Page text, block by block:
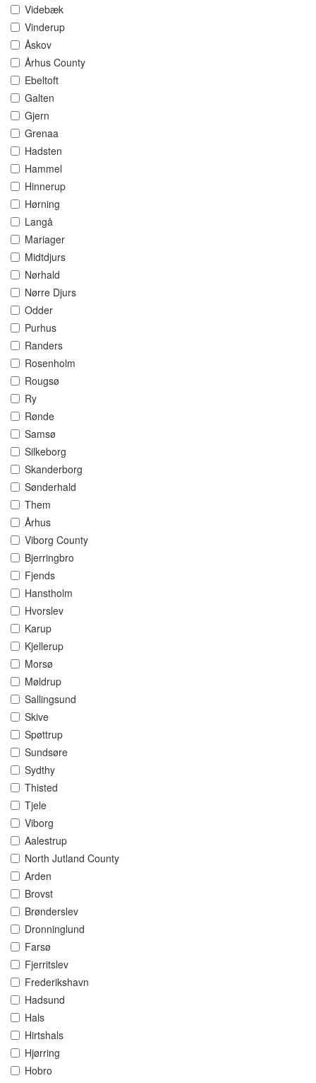
Videbæk
Vinderup
Åskov
Århus County
Ebeltoft
Galten
Gjern
Grenaa
Hadsten
Hammel
Hinnerup
Hørning
Langå
Mariager
Midtdjurs
Nørhald
Nørre Djurs
Odder
Purhus
Randers
Rosenholm
Rougsø
Ry
Rønde
Samsø
Silkeborg
Skanderborg
Sønderhald
Them
Århus
Viborg County
Bjerringbro
Fjends
Hanstholm
Hvorslev
Karup
Kjellerup
Morsø
Møldrup
Sallingsund
Skive
Spøttrup
Sundsøre
Sydthy
Thisted
Tjele
Viborg
Aalestrup
North Jutland County
Arden
Brovst
Brønderslev
Dronninglund
Farsø
Fjerritslev
Frederikshavn
Hadsund
Hals
Hirtshals
Hjørring
Hobro